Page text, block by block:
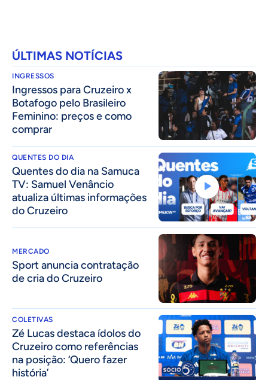
ÚLTIMAS NOTÍCIAS
INGRESSOS
Ingressos para Cruzeiro x
Botafogo pelo Brasileiro
Feminino: preços e como
comprar
QUENTES DO DIA
Quentes do dia na Samuca
TV: Samuel Venâncio
atualiza últimas informações
do Cruzeiro
MERCADO
Sport anuncia contratação
de cria do Cruzeiro
COLETIVAS
Zé Lucas destaca ídolos do
Cruzeiro como referências
na posição: ‘Quero fazer
história’